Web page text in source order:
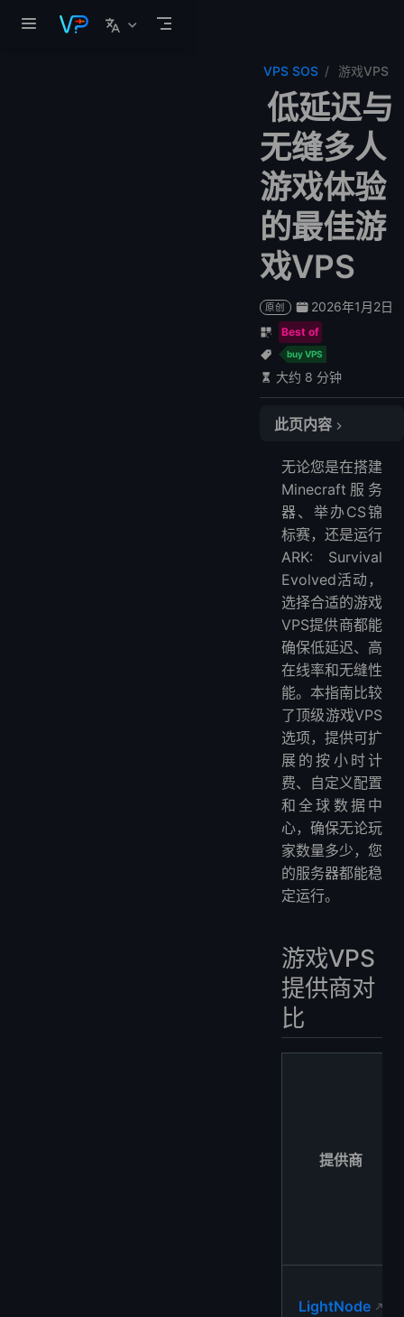
跳至主要內容
VPS SOS 游戏VPS
低延迟与
无缝多人
游戏体验
的最佳游
戏VPS
原创 2026年1月2日
Best of
buy VPS
大约 8 分钟
此页内容
主要特点
2. Vultr：多功能且可扩展
主要特点
主要特点
4. Hostwinds：可靠且支持退款
主要特点
5. MivoCloud：专注欧洲市场
主要特点
游戏托管需考虑的因素
常见问题
更多VPS托管提供商
无论您是在搭建
Minecraft服务
器、举办CS锦
标赛，还是运行
ARK: Survival
Evolved活动，
选择合适的游戏
VPS提供商都能
确保低延迟、高
在线率和无缝性
能。本指南比较
了顶级游戏VPS
选项，提供可扩
展的按小时计
费、自定义配置
和全球数据中
心，确保无论玩
家数量多少，您
的服务器都能稳
定运行。
游戏VPS
提供商对
比
提供商
LightNode